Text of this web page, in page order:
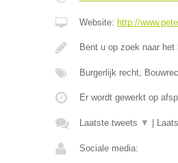
Website: http://
Bent u op zoek naar
Burgerlijk recht,
Er wordt gewerkt op
Laatste tweets ▼
Sociale media: